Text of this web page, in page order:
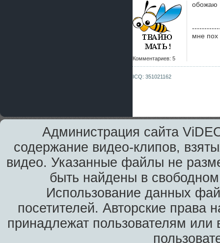
Комментариев: 5
обожаю
мне пох
ICQ: 351021162
Администрация сайта
содержание видео-клипов,
видео. Указанные файлы не
быть найдены в
Использование данных
посетителей. Авторские права
принадлежат пользователям или